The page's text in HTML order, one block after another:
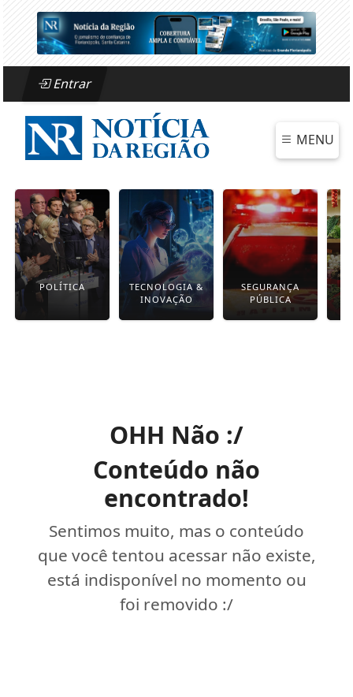
Entrar
MENU
POLÍTICA
TECNOLOGIA &
INOVAÇÃO
SEGURANÇA
PÚBLICA
OHH Não :/
Conteúdo não
encontrado!
Sentimos muito, mas o conteúdo
que você tentou acessar não existe,
está indisponível no momento ou
foi removido :/